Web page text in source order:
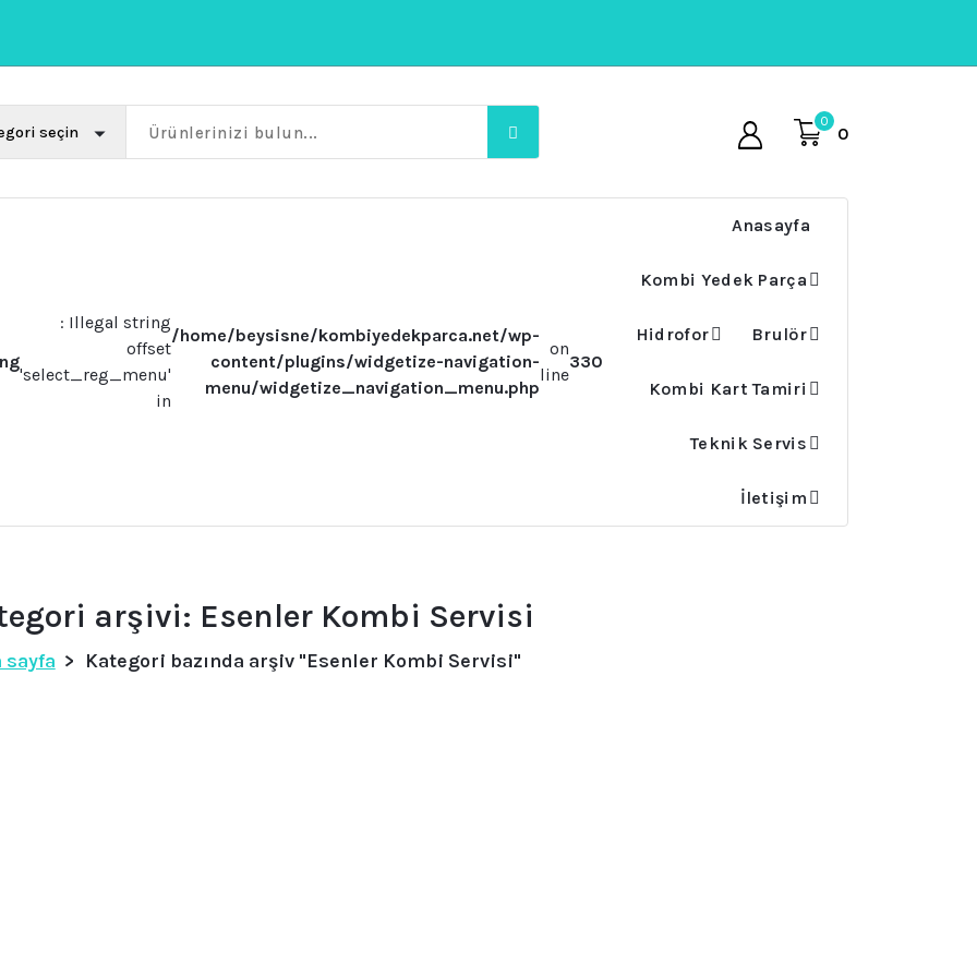
0
0
: Illegal string
offset
'select_reg_menu'
in
/home/beysisne/kombiyedekparca.net/wp-
content/plugins/widgetize-navigation-
menu/widgetize_navigation_menu.php
on
line
330
Anasayfa
Kombi Yedek Parça
Hidrofor Brulör
Kombi Kart Tamiri
Teknik Servis
İletişim
arşivi: Esenler Kombi Servisi
sayfa > Kategori bazında arşiv "Esenler Kombi Servisi"